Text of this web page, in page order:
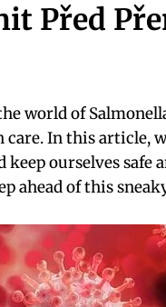
Před
world of
In this article,
ourselves safe
ahead of this